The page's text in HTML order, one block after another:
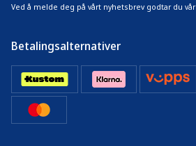
Ved å melde deg på vårt nyhetsbrev godtar du vår
Betalingsalternativer